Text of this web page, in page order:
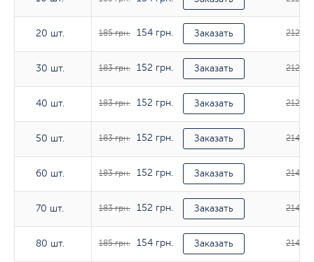
20 шт.
30 шт.
40 шт.
50 шт.
60 шт.
70 шт.
80 шт.
20 шт. 185 грн. 154 грн. Заказать 212
30 шт. 183 грн. 152 грн. Заказать 212
40 шт. 183 грн. 152 грн. Заказать 212
50 шт. 183 грн. 152 грн. Заказать 214
60 шт. 183 грн. 152 грн. Заказать 214
70 шт. 183 грн. 152 грн. Заказать 214
80 шт. 185 грн. 154 грн. Заказать 214